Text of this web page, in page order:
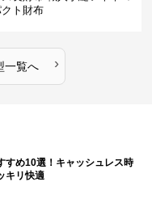
クト財布
一覧へ ›
すめ10選！キャッシュレス時
キリ快適